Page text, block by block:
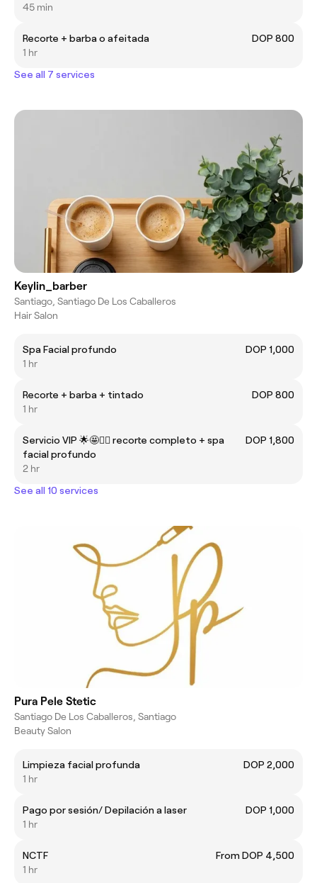
45 min
Recorte + barba o afeitada
DOP 800
1 hr
See all 7 services
Keylin_barber
Santiago, Santiago De Los Caballeros
Hair Salon
Spa Facial profundo
DOP 1,000
1 hr
Recorte + barba + tintado
DOP 800
1 hr
Servicio VIP 🌟🤩🧖‍♂️ recorte completo + spa
facial profundo
DOP 1,800
2 hr
See all 10 services
Pura Pele Stetic
Santiago De Los Caballeros, Santiago
Beauty Salon
Limpieza facial profunda
DOP 2,000
1 hr
Pago por sesión/ Depilación a laser
DOP 1,000
1 hr
NCTF
From DOP 4,500
1 hr